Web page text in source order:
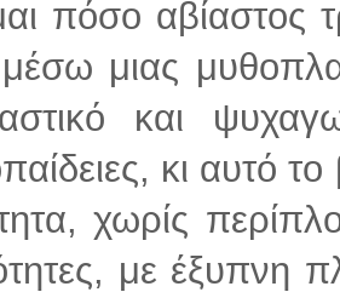
πόσο αβίαστος
μέσω μιας
και
κι αυτό
χωρίς
με έξυπνη